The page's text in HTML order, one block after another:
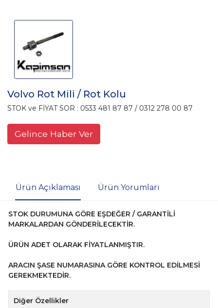
Volvo Rot Mili / Rot Kolu
STOK ve FİYAT SOR : 0533 481 87 87 / 0312 278 00 87
Gelince Haber Ver
Ürün Açıklaması Ürün Yorumları
STOK DURUMUNA GÖRE EŞDEĞER / GARANTİLİ
MARKALARDAN GÖNDERİLECEKTİR.
ÜRÜN ADET OLARAK FİYATLANMIŞTIR.
ARACIN ŞASE NUMARASINA GÖRE KONTROL EDİLMESİ
GEREKMEKTEDİR.
Diğer Özellikler